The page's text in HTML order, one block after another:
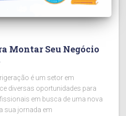
Montar Seu Negócio
é um setor em
diversas oportunidades para
em busca de uma nova
sua jornada em